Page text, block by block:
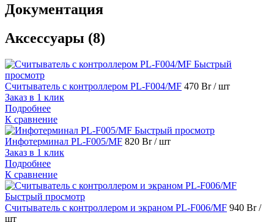
Документация
Аксессуары (8)
Быстрый
просмотр
Считыватель с контроллером PL-F004/MF 470 Br/ шт
Заказ в 1 клик
Подробнее
К сравнение
Быстрый просмотр
Инфотерминал PL-F005/MF 820 Br/ шт
Заказ в 1 клик
Подробнее
К сравнение
Быстрый просмотр
Считыватель с контроллером и экраном PL-F006/MF 940 Br/
шт